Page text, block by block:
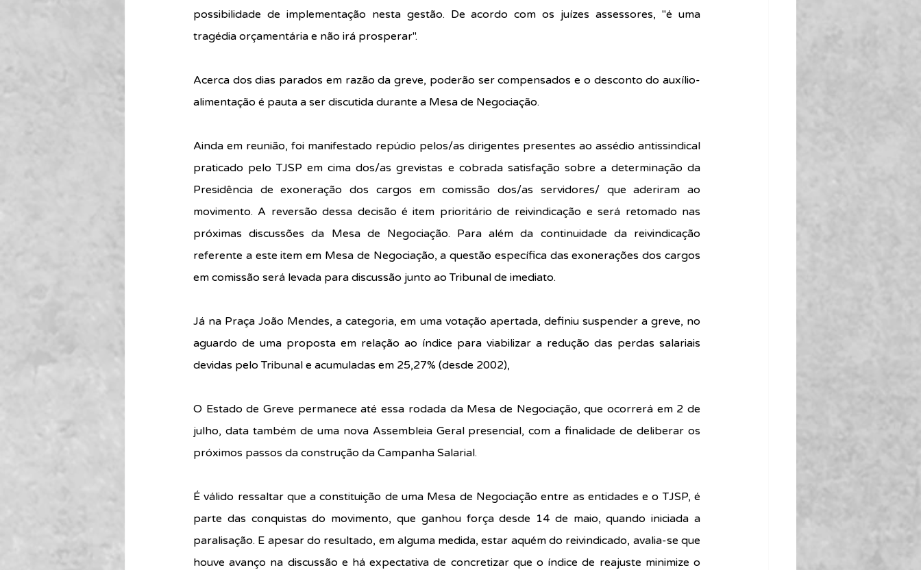
possibilidade de implementação nesta gestão. De acordo com os juízes assessores, "é uma
tragédia orçamentária e não irá prosperar".
Acerca dos dias parados em razão da greve, poderão ser compensados e o desconto do auxílio-
alimentação é pauta a ser discutida durante a Mesa de Negociação.
Ainda em reunião, foi manifestado repúdio pelos/as dirigentes presentes ao assédio antissindical
praticado pelo TJSP em cima dos/as grevistas e cobrada satisfação sobre a determinação da
Presidência de exoneração dos cargos em comissão dos/as servidores/ que aderiram ao
movimento. A reversão dessa decisão é item prioritário de reivindicação e será retomado nas
próximas discussões da Mesa de Negociação. Para além da continuidade da reivindicação
referente a este item em Mesa de Negociação, a questão específica das exonerações dos cargos
em comissão será levada para discussão junto ao Tribunal de imediato.
Já na Praça João Mendes, a categoria, em uma votação apertada, definiu suspender a greve, no
aguardo de uma proposta em relação ao índice para viabilizar a redução das perdas salariais
devidas pelo Tribunal e acumuladas em 25,27% (desde 2002),
O Estado de Greve permanece até essa rodada da Mesa de Negociação, que ocorrerá em 2 de
julho, data também de uma nova Assembleia Geral presencial, com a finalidade de deliberar os
próximos passos da construção da Campanha Salarial.
É válido ressaltar que a constituição de uma Mesa de Negociação entre as entidades e o TJSP, é
parte das conquistas do movimento, que ganhou força desde 14 de maio, quando iniciada a
paralisação. E apesar do resultado, em alguma medida, estar aquém do reivindicado, avalia-se que
houve avanço na discussão e há expectativa de concretizar que o índice de reajuste minimize o